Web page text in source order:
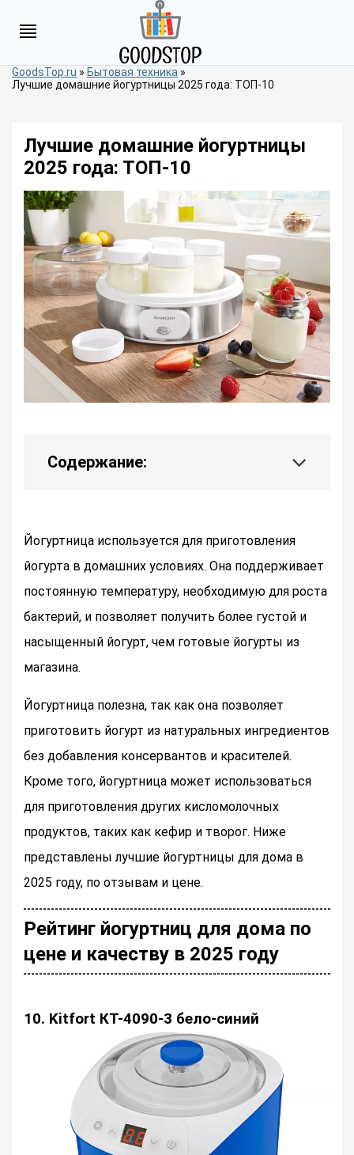
GoodsTop.ru » Бытовая техника »
Лучшие домашние йогуртницы 2025 года: ТОП-10
Лучшие домашние йогуртницы
2025 года: ТОП-10
Содержание:
Йогуртница используется для приготовления
йогурта в домашних условиях. Она поддерживает
постоянную температуру, необходимую для роста
бактерий, и позволяет получить более густой и
насыщенный йогурт, чем готовые йогурты из
магазина.
Йогуртница полезна, так как она позволяет
приготовить йогурт из натуральных ингредиентов
без добавления консервантов и красителей.
Кроме того, йогуртница может использоваться
для приготовления других кисломолочных
продуктов, таких как кефир и творог. Ниже
представлены лучшие йогуртницы для дома в
2025 году, по отзывам и цене.
Рейтинг йогуртниц для дома по
цене и качеству в 2025 году
10. Kitfort КТ-4090-3 бело-синий